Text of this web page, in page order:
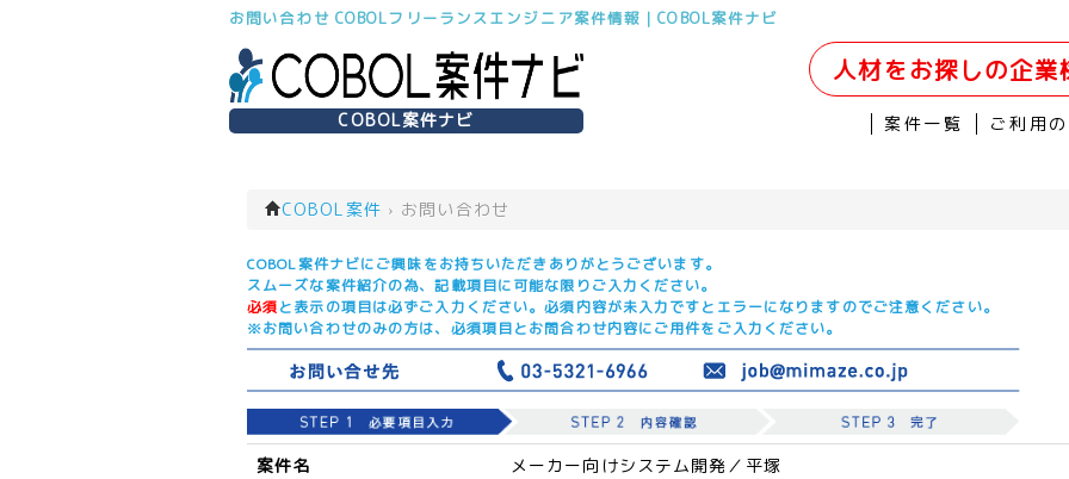
お問い合わせ COBOLフリーランスエンジニア案件情報｜COBOL案件ナビ
COBOL案件ナビ
人材をお探しの企業
案件一覧 ご利用
COBOL案件 › お問い合わせ
COBOL案件ナビにご興味をお持ちいただきありがとうございます。
スムーズな案件紹介の為、記載項目に可能な限りご入力ください。
必須 と表示の項目は必ずご入力ください。必須内容が未入力ですとエラーになりますのでご注意ください。
※お問い合わせのみの方は、必須項目とお問合わせ内容にご用件をご入力ください。
案件名 メーカー向けシステム開発／平塚